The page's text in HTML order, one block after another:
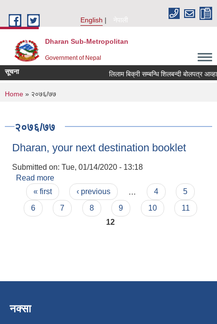
English
नेपाली
Dharan Sub-Metropolitan
Government of Nepal
सूचना लिलाम बिक्री
You are here
Home » २०७६/७७
२०७६/७७
Dharan, your next destination booklet
Submitted on: Tue, 01/14/2020 - 13:18
Read more
Pages
« first ‹ previous 4
5
6
7 8 9 10
11
12
नक्सा